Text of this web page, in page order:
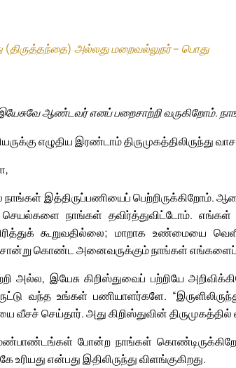
அல்லது மறைவல்லுநர் – பொது
ஆண்டவர் எனப் பறைசாற்றி வருகிறோம்.
எழுதிய இரண்டாம் திருமுகத்திலிருந்து
நாங்கள் இத்திருப்பணியைப்
நாங்கள் தவிர்த்துவிட்டோம்.
கூறுவதில்லை; மாறாக உண்மையை
கொண்ட அனைவருக்கும் நாங்கள் எங்களைப்
அல்ல, இயேசு கிறிஸ்துவைப் பற்றியே
வந்த உங்கள் பணியாளர்களே.
செய்தார். அது கிறிஸ்துவின் திருமுகத்தில்
போன்ற நாங்கள்
என்பது இதிலிருந்து விளங்குகிறது.